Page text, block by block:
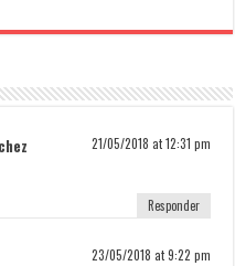
21/05/2018 at 12:31 pm
Responder
23/05/2018 at 9:22 pm